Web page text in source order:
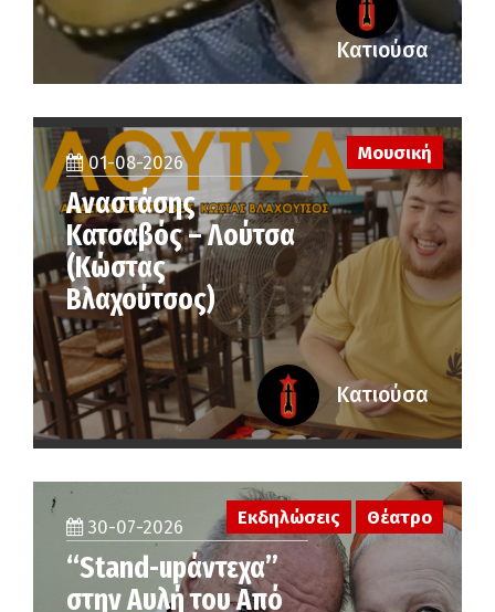
Κατιούσα
01-08-2026
Αναστάσης
Κατσαβός – Λούτσα
(Κώστας
Βλαχούτσος)
Μουσική
Κατιούσα
30-07-2026
“Stand-upάντεχα”
στην Αυλή του Από
Εκδηλώσεις Θέατρο